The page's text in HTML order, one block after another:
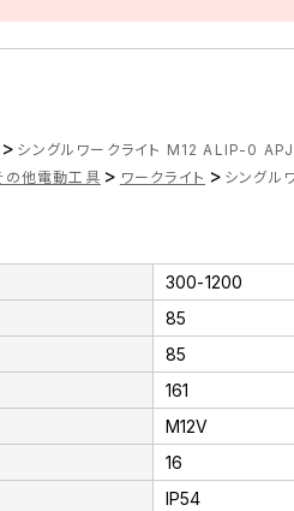
> シングルワークライト M12 ALIP-0
の他電動工具 > ワークライト > シング
300-1200
85
85
161
M12V
16
IP54